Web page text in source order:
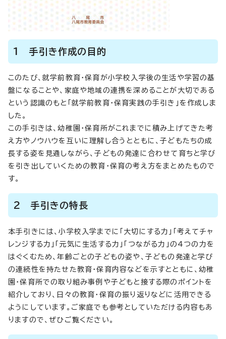
1 手引き作成の目的
このたび、就学前教育・保育が小学校入学後の生活や学習の基
盤になることや、家庭や地域の連携を深めることが大切である
という認識のもと「就学前教育・保育実践の手引き」を作成しま
した。
この手引きは、幼稚園・保育所がこれまでに積み上げてきた考
え方やノウハウを互いに理解し合うとともに、子どもたちの成
長する姿を見通しながら、子どもの発達に合わせて育ちと学び
を引き出していくための教育・保育の考え方をまとめたもので
す。
2 手引きの特長
本手引きには、小学校入学までに「大切にする力」「考えてチャ
レンジする力」「元気に生活する力」「つながる力」の4つの力を
はぐくむため、年齢ごとの子どもの姿や、子どもの発達と学び
の連続性を持たせた教育・保育内容などを示すとともに、幼稚
園・保育所での取り組み事例や子どもと接する際のポイントを
紹介しており、日々の教育・保育の振り返りなどに活用できる
ようにしています。ご家庭でも参考としていただける内容もあ
りますので、ぜひご覧ください。